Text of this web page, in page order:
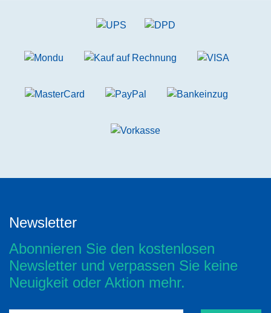
Newsletter
Abonnieren Sie den kostenlosen
Newsletter und verpassen Sie keine
Neuigkeit oder Aktion mehr.